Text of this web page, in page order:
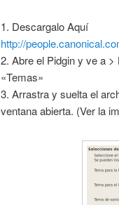
1. Descargalo Aquí
http://
2. Abre el Pidgin y ve a
«Temas»
3. Arrastra y suelta el
ventana abierta. (Ver la